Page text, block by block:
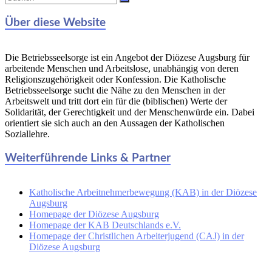
Über diese Website
Die Betriebsseelsorge ist ein Angebot der Diözese Augsburg für
arbeitende Menschen und Arbeitslose, unabhängig von deren
Religionszugehörigkeit oder Konfession. Die Katholische
Betriebsseelsorge sucht die Nähe zu den Menschen in der
Arbeitswelt und tritt dort ein für die (biblischen) Werte der
Solidarität, der Gerechtigkeit und der Menschenwürde ein. Dabei
orientiert sie sich auch an den Aussagen der Katholischen
Soziallehre.
Weiterführende Links & Partner
Katholische Arbeitnehmerbewegung (KAB) in der Diözese
Augsburg
Homepage der Diözese Augsburg
Homepage der KAB Deutschlands e.V.
Homepage der Christlichen Arbeiterjugend (CAJ) in der
Diözese Augsburg